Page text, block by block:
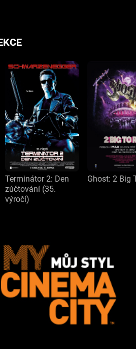
Terminátor 2: Den
zúčtování (35.
výročí)
Ghost: 2 Big